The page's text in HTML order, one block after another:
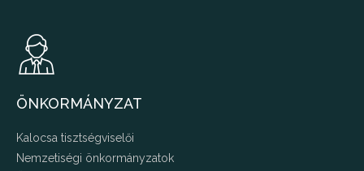
ÖNKORMÁNYZAT
Kalocsa tisztségviselői
Nemzetiségi önkormányzatok